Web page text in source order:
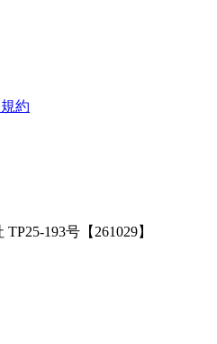
約
193号【261029】